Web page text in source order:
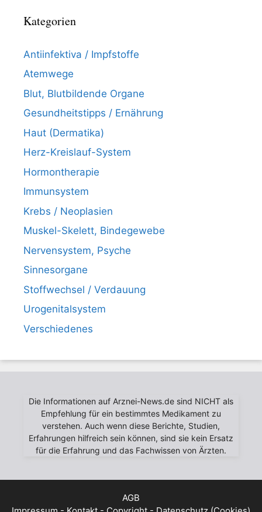
Kategorien
Antiinfektiva / Impfstoffe
Atemwege
Blut, Blutbildende Organe
Gesundheitstipps / Ernährung
Haut (Dermatika)
Herz-Kreislauf-System
Hormontherapie
Immunsystem
Krebs / Neoplasien
Muskel-Skelett, Bindegewebe
Nervensystem, Psyche
Sinnesorgane
Stoffwechsel / Verdauung
Urogenitalsystem
Verschiedenes
Die Informationen auf Arznei-News.de sind NICHT als
Empfehlung für ein bestimmtes Medikament zu
verstehen. Auch wenn diese Berichte, Studien,
Erfahrungen hilfreich sein können, sind sie kein Ersatz
für die Erfahrung und das Fachwissen von Ärzten.
AGB